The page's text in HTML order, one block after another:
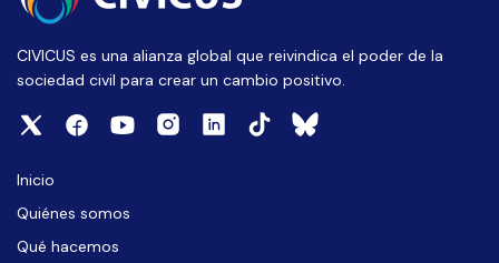
CIVICUS es una alianza global que reivindica el poder de la
sociedad civil para crear un cambio positivo.
Inicio
Quiénes somos
Qué hacemos